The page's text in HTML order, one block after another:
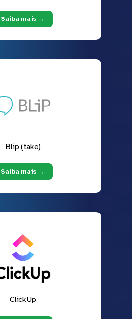
Saiba mais →
Blip (take)
Saiba mais →
ClickUp